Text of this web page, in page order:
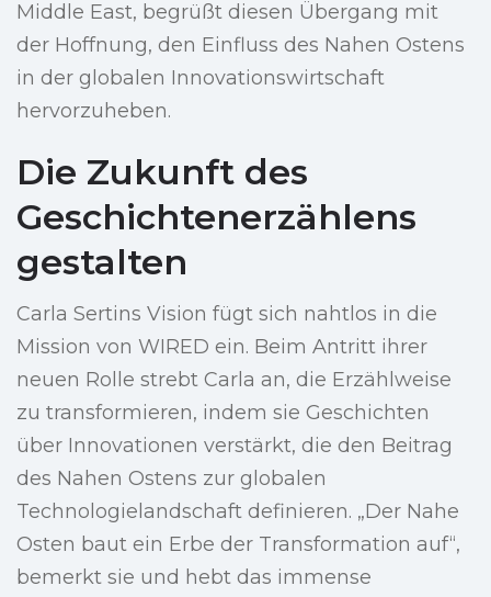
Middle East, begrüßt diesen Übergang mit
der Hoffnung, den Einfluss des Nahen Ostens
in der globalen Innovationswirtschaft
hervorzuheben.
Die Zukunft des
Geschichtenerzählens
gestalten
Carla Sertins Vision fügt sich nahtlos in die
Mission von WIRED ein. Beim Antritt ihrer
neuen Rolle strebt Carla an, die Erzählweise
zu transformieren, indem sie Geschichten
über Innovationen verstärkt, die den Beitrag
des Nahen Ostens zur globalen
Technologielandschaft definieren. „Der Nahe
Osten baut ein Erbe der Transformation auf“,
bemerkt sie und hebt das immense